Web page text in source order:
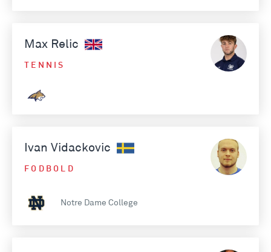
Max Relic
TENNIS
Ivan Vidackovic
FODBOLD
Notre Dame College